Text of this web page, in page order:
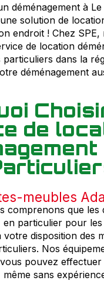
déménagement à
solution de
endroit ! Chez
de location
dans la
déménagement
de
meubles
comprenons que les
en particulier pour
votre disposition des
Nos
pouvez
sans